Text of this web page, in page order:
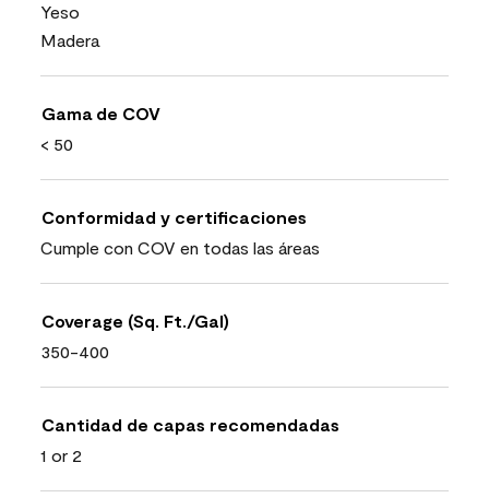
Yeso
Madera
Gama de COV
< 50
Conformidad y certificaciones
Cumple con COV en todas las áreas
Coverage (Sq. Ft./Gal)
350-400
Cantidad de capas recomendadas
1 or 2